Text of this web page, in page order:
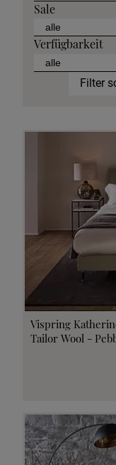
Sale
Verfügbarkeit
Filter
Vispring
Tailor Wool -